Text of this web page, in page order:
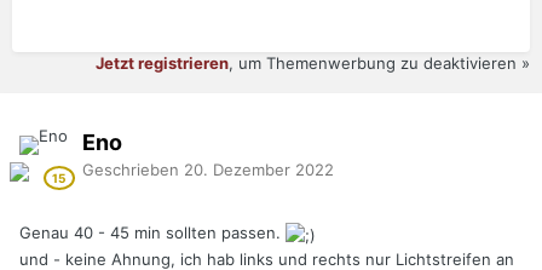
Jetzt registrieren, um Themenwerbung zu deaktivieren »
Eno
Geschrieben 20. Dezember 2022
Genau 40 - 45 min sollten passen.
und - keine Ahnung, ich hab links und rechts nur Lichtstreifen an